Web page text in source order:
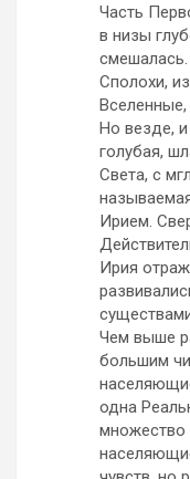
Часть
в низы
Сполохи,
Но везде, и
голубая,
Света, с
Ирием.
Ирия
Чем выше
большим
одна
множество